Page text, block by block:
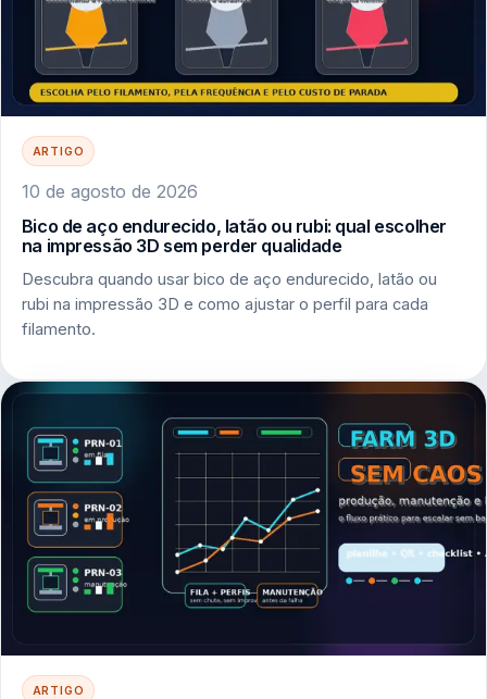
ARTIGO
10 de agosto de 2026
Bico de aço endurecido, latão ou rubi: qual escolher
na impressão 3D sem perder qualidade
Descubra quando usar bico de aço endurecido, latão ou
rubi na impressão 3D e como ajustar o perfil para cada
filamento.
ARTIGO